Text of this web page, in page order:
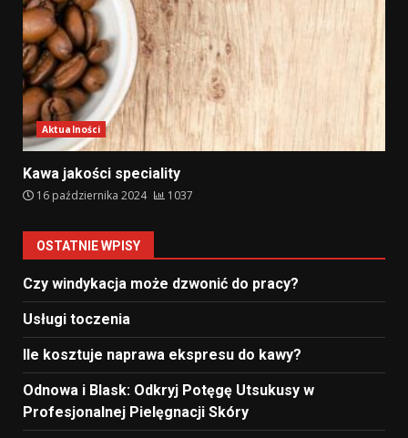
Aktualności
Kawa jakości speciality
16 października 2024 1037
OSTATNIE WPISY
Czy windykacja może dzwonić do pracy?
Usługi toczenia
Ile kosztuje naprawa ekspresu do kawy?
Odnowa i Blask: Odkryj Potęgę Utsukusy w
Profesjonalnej Pielęgnacji Skóry